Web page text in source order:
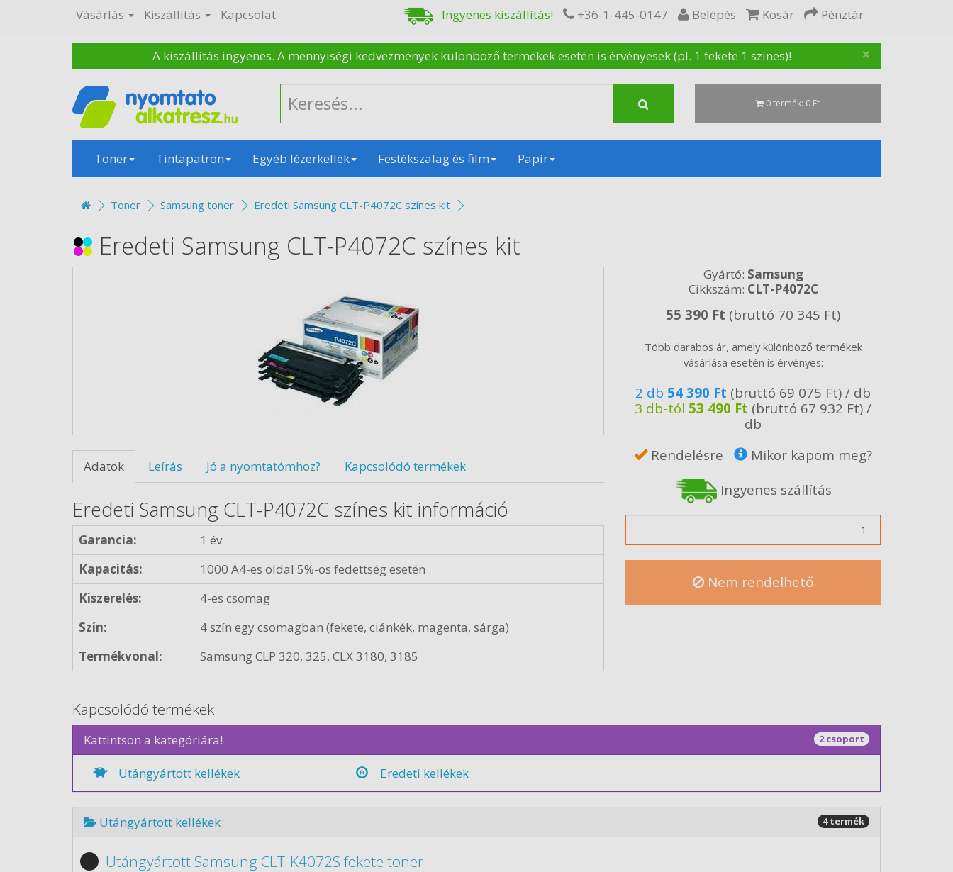
Vásárlás Kiszállítás Kapcsolat Ingyenes kiszállítás! +36-1-445-0147 Belépés Kosár Pénztár
×
A kiszállítás ingyenes. A mennyiségi kedvezmények különböző termékek esetén is érvényesek (pl. 1 fekete 1 színes)!
0 termék: 0 Ft
Toner Tintapatron Egyéb lézerkellék Festékszalag és film Papír
Toner Samsung toner Eredeti Samsung CLT-P4072C színes kit
Eredeti Samsung CLT-P4072C színes kit
Adatok Leírás Jó a nyomtatómhoz? Kapcsolódó termékek
Eredeti Samsung CLT-P4072C színes kit információ
Garancia:
1 év
Kapacitás:
1000 A4-es oldal 5%-os fedettség esetén
Kiszerelés:
4-es csomag
Szín:
4 szín egy csomagban (fekete, ciánkék, magenta, sárga)
Termékvonal:
Samsung CLP 320, 325, CLX 3180, 3185
Gyártó: Samsung
Cikkszám: CLT-P4072C
55 390 Ft (bruttó 70 345 Ft)
Több darabos ár, amely különböző termékek
vásárlása esetén is érvényes:
2 db 54 390 Ft (bruttó 69 075 Ft) / db
3 db-tól 53 490 Ft (bruttó 67 932 Ft) /
db
Rendelésre
Mikor kapom meg?
Ingyenes szállítás
Nem rendelhető
Kapcsolódó termékek
Kattintson a kategóriára! 2 csoport
Utángyártott kellékek Eredeti kellékek
Utángyártott kellékek 4 termék
Utángyártott Samsung CLT-K4072S fekete toner